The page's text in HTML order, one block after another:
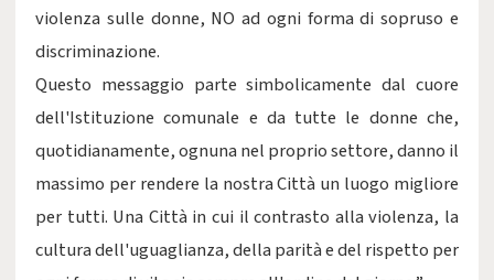
violenza sulle donne, NO ad ogni forma di sopruso e
discriminazione.
Questo messaggio parte simbolicamente dal cuore
dell'Istituzione comunale e da tutte le donne che,
quotidianamente, ognuna nel proprio settore, danno il
massimo per rendere la nostra Città un luogo migliore
per tutti. Una Città in cui il contrasto alla violenza, la
cultura dell'uguaglianza, della parità e del rispetto per